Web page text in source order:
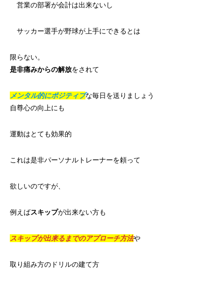
営業の部署が会計は出来ないし
サッカー選手が野球が上手にできるとは
限らない。
是非痛みからの解放をされて
メンタル的にポジティブな毎日を送りましょう
自尊心の向上にも
運動はとても効果的
これは是非パーソナルトレーナーを頼って
欲しいのですが、
例えばスキップが出来ない方も
スキップが出来るまでのアプローチ方法や
取り組み方のドリルの建て方